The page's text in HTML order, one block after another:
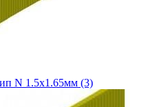
N 1.5х1.65мм (3)